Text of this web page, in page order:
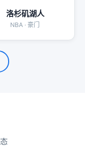
洛杉矶湖人
NBA · 豪门